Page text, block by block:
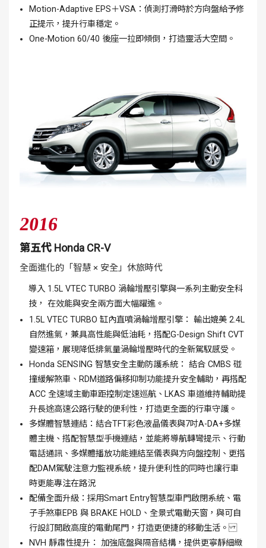
Motion-Adaptive EPS＋VSA：偵測打滑時於方向盤給予修
正提示，提升行車穩定。
One-Motion 60/40 後座一拉即傾倒，打造靈活大空間。
2016
第五代 Honda CR-V
全面進化的「智慧 × 安全」休旅時代
導入 1.5L VTEC TURBO 渦輪增壓引擎與一系列主動安全科
技， 在效能與安全兩方面大幅躍進。
1.5L VTEC TURBO 缸內直噴渦輪增壓引擎： 輸出媲美 2.4L
自然進氣，兼具高性能與低油耗，搭配G-Design Shift CVT
變速箱，展現降低排氣量渦輪增壓時代的全新駕馭感受。
Honda SENSING 智慧安全主動防護系統： 結合 CMBS 碰
撞緩解煞車、RDM道路偏移抑制功能提升安全輔助，再搭配
ACC 全速域主動車距控制定速巡航、LKAS 車道維持輔助提
升長途高速公路行駛的便利性，打造更全面的行車守護。
多媒體智慧連結：結合TFT彩色液晶儀表與7吋A-DA+多媒
體主機、搭配智慧型手機連結，並能將導航轉彎提示、行動
電話通訊、多媒體播放功能連結至儀表與方向盤控制、更搭
配DAM駕駛注意力監視系統，提升便利性的同時也讓行車
時更能專注在路況
配備全面升級：採用Smart Entry智慧型車門啟閉系統、電
子手煞車EPB 與 BRAKE HOLD、全景式電動天窗，與可自
行設訂開啟高度的電動尾門，打造更便捷的移動生活。
NVH 靜肅性提升： 加強底盤與隔音結構，提供更寧靜細緻